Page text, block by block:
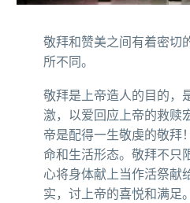
敬拜和赞美之间有着密切
所不同。
敬拜是上帝造人的目的，
激，以爱回应上帝的救赎
帝是配得一生敬虔的敬拜
命和生活形态。敬拜不只
心将身体献上当作活祭献
实，讨上帝的喜悦和满足